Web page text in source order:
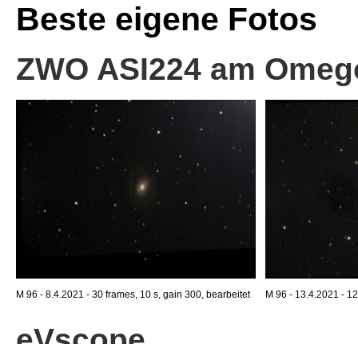
Beste eigene Fotos
ZWO ASI224 am
M 96 - 8.4.2021 - 30 frames, 10 s, gain 300, bearbeitet M 96 - 13.4.2021 -